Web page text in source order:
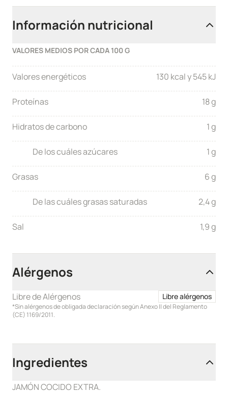
Información nutricional
VALORES MEDIOS POR CADA 100 G
Valores energéticos 130 kcal y 545 kJ
Proteínas 18 g
Hidratos de carbono 1 g
De los cuáles azúcares 1 g
Grasas 6 g
De las cuáles grasas saturadas 2,4 g
Sal 1,9 g
Alérgenos
Libre de Alérgenos Libre alérgenos
*Sin alérgenos de obligada declaración según Anexo II del Reglamento
(CE) 1169/2011.
Ingredientes
JAMÓN COCIDO EXTRA.